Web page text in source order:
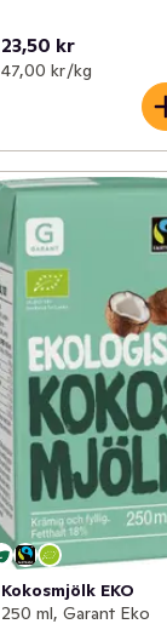
23,50 kr
47,00 kr /kg
Kokosmjölk EKO
250 ml, Garant Eko